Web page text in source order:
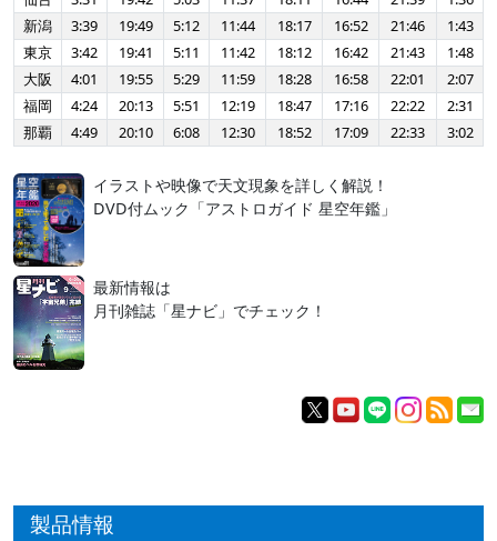
新潟
3:39 19:49 5:12 11:44 18:17 16:52 21:46
1:43
東京
3:42 19:41 5:11 11:42 18:12 16:42 21:43
1:48
大阪
4:01 19:55 5:29 11:59 18:28 16:58 22:01
2:07
福岡
4:24 20:13 5:51 12:19 18:47 17:16 22:22
2:31
那覇
4:49 20:10 6:08 12:30 18:52 17:09 22:33 3:02
イラストや映像で天文現象を詳しく解説！
DVD付ムック「アストロガイド 星空年鑑」
最新情報は
月刊雑誌「星ナビ」でチェック！
製品情報